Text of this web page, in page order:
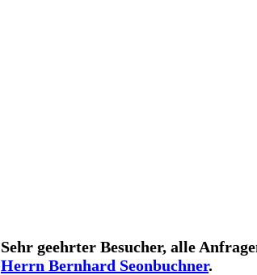
Sehr geehrter Besucher, alle
Herrn Bernhard Seonbuchner.